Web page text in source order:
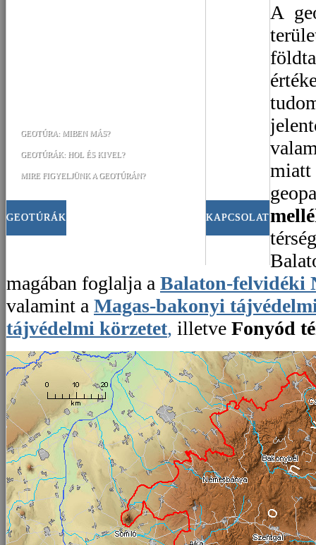
GEOTÚRÁK
GEOTÚRA: MIBEN MÁS?
GEOTÚRÁK: HOL ÉS KIVEL?
MIRE FIGYELJÜNK A GEOTÚRÁN?
KAPCSOLAT
A
miatt
magában foglalja a Balaton-felvidéki
valamint a Magas-bakonyi
tájvédelmi körzetet, illetve Fonyód